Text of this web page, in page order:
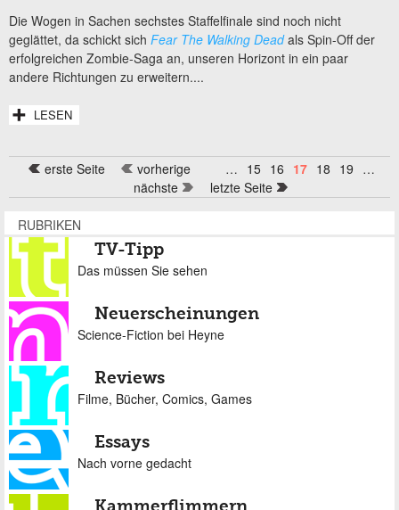
Die Wogen in Sachen sechstes Staffelfinale sind noch nicht
geglättet, da schickt sich Fear The Walking Deadals Spin-Off der
erfolgreichen Zombie-Saga an, unseren Horizont in ein paar
andere Richtungen zu erweitern....
LESEN
Seiten
erste Seite vorherige … 15 16 17 18 19 …
nächste
letzte Seite
RUBRIKEN
TV-Tipp
Das müssen Sie sehen
Neuerscheinungen
Science-Fiction bei Heyne
Reviews
Filme, Bücher, Comics, Games
Essays
Nach vorne gedacht